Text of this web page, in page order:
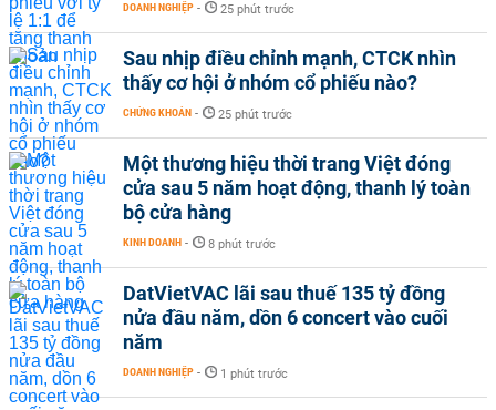
DOANH NGHIỆP - 25 phút trước
Sau nhịp điều chỉnh mạnh, CTCK nhìn
thấy cơ hội ở nhóm cổ phiếu nào?
CHỨNG KHOÁN - 25 phút trước
Một thương hiệu thời trang Việt đóng
cửa sau 5 năm hoạt động, thanh lý toàn
bộ cửa hàng
KINH DOANH - 8 phút trước
DatVietVAC lãi sau thuế 135 tỷ đồng
nửa đầu năm, dồn 6 concert vào cuối
năm
DOANH NGHIỆP - 1 phút trước